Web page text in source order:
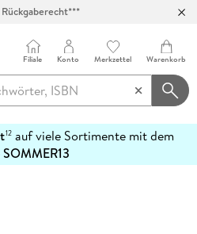
Rückgaberecht***
Filiale Konto Merkzettel Warenkorb
12auf viele Sortimente mit dem
SOMMER13